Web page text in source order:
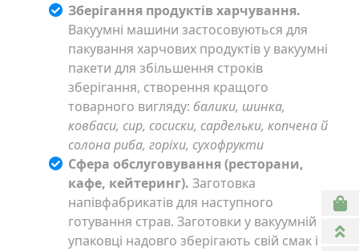
Зберігання продуктів харчування.
Вакуумні машини застосовуються для
пакування харчових продуктів у вакуумні
пакети для збільшення строків
зберігання, створення кращого
товарного вигляду: балики, шинка,
ковбаси, сир, сосиски, сардельки, копчена й
солона риба, горіхи, сухофрукти
Сфера обслуговування (ресторани,
кафе, кейтеринг). Заготовка
напівфабрикатів для наступного
готування страв. Заготовки у вакуумній
упаковці надовго зберігають свій смак і